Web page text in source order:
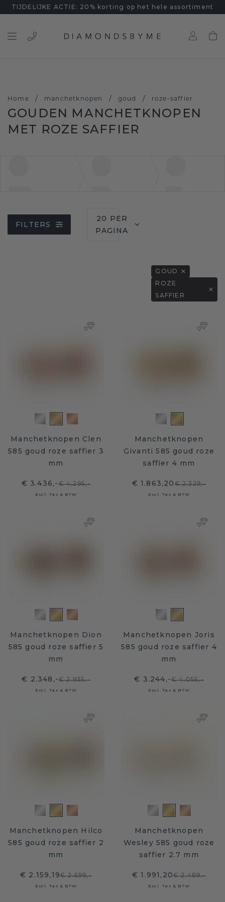
TIJDELIJKE ACTIE: 20% korting op het hele assortiment
Home / manchetknopen / goud / roze-saffier
GOUDEN MANCHETKNOPEN
MET ROZE SAFFIER
FILTERS
20 PER
PAGINA
GOUD
ROZE
SAFFIER
Manchetknopen Clen
585 goud roze saffier 3
mm
€ 3.436,-€ 4.295,-
Excl. Tax & BTW
Manchetknopen
Givanti 585 goud roze
saffier 4 mm
€ 1.863,20€ 2.329,-
Excl. Tax & BTW
Manchetknopen Dion
585 goud roze saffier 5
mm
€ 2.348,-€ 2.935,-
Excl. Tax & BTW
Manchetknopen Joris
585 goud roze saffier 4
mm
€ 3.244,-€ 4.055,-
Excl. Tax & BTW
Manchetknopen Hilco
585 goud roze saffier 2
mm
€ 2.159,19€ 2.699,-
Excl. Tax & BTW
Manchetknopen
Wesley 585 goud roze
saffier 2.7 mm
€ 1.991,20€ 2.489,-
Excl. Tax & BTW